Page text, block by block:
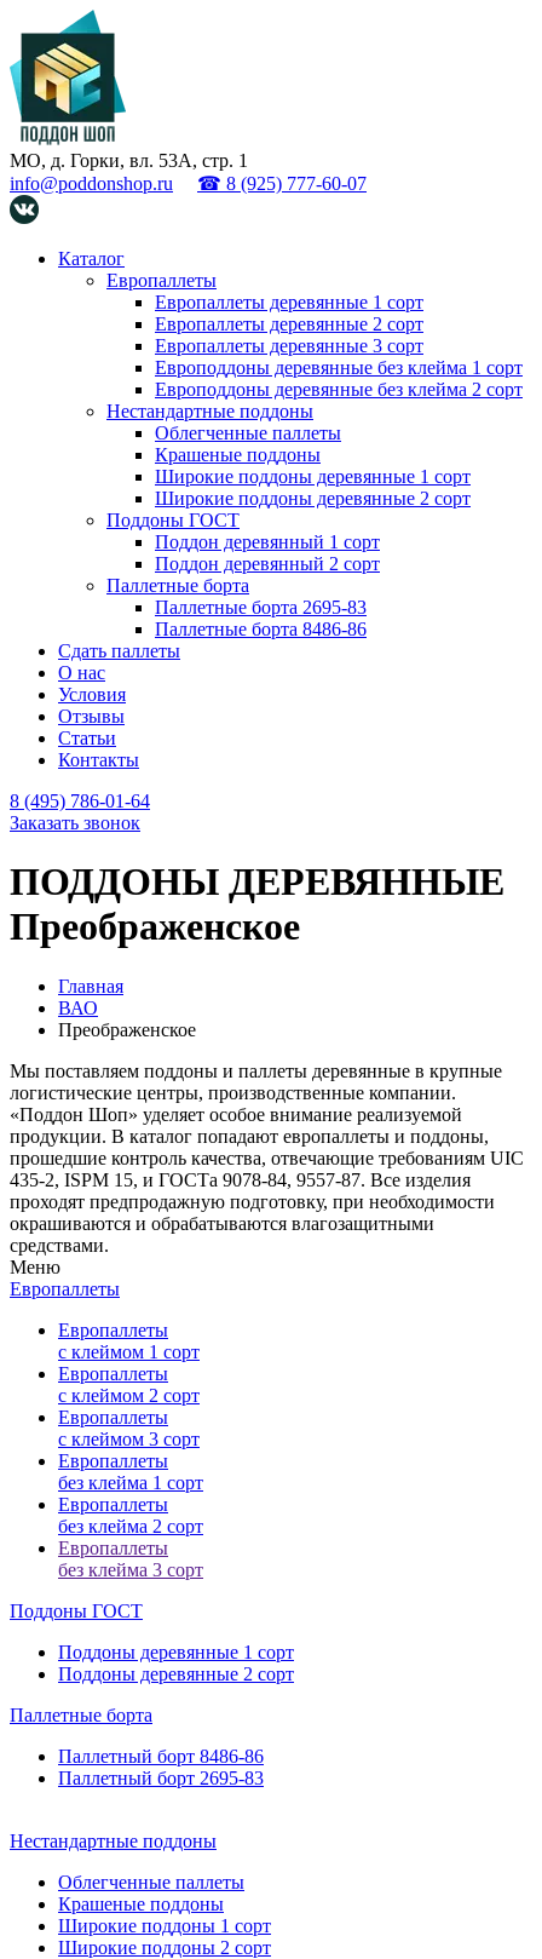
МО, д. Горки, вл. 53А, стр. 1
info@poddonshop.ru
☎ 8 (925) 777-60-07
Каталог
Европаллеты
Европаллеты деревянные 1 сорт
Европаллеты деревянные 2 сорт
Европаллеты деревянные 3 сорт
Европоддоны деревянные без клейма 1 сорт
Европоддоны деревянные без клейма 2 сорт
Нестандартные поддоны
Облегченные паллеты
Крашеные поддоны
Широкие поддоны деревянные 1 сорт
Широкие поддоны деревянные 2 сорт
Поддоны ГОСТ
Поддон деревянный 1 сорт
Поддон деревянный 2 сорт
Паллетные борта
Паллетные борта 2695-83
Паллетные борта 8486-86
Сдать паллеты
О нас
Условия
Отзывы
Статьи
Контакты
8 (495) 786-01-64
Заказать звонок
ПОДДОНЫ ДЕРЕВЯННЫЕ
Преображенское
Главная
ВАО
Преображенское
Мы поставляем поддоны и паллеты деревянные в крупные
логистические центры, производственные компании.
«Поддон Шоп» уделяет особое внимание реализуемой
продукции. В каталог попадают европаллеты и поддоны,
прошедшие контроль качества, отвечающие требованиям UIC
435-2, ISPM 15, и ГОСТа 9078-84, 9557-87. Все изделия
проходят предпродажную подготовку, при необходимости
окрашиваются и обрабатываются влагозащитными
средствами.
Меню
Европаллеты
Европаллеты
с клеймом 1 сорт
Европаллеты
с клеймом 2 сорт
Европаллеты
с клеймом 3 сорт
Европаллеты
без клейма 1 сорт
Европаллеты
без клейма 2 сорт
Европаллеты
без клейма 3 сорт
Поддоны ГОСТ
Поддоны деревянные 1 сорт
Поддоны деревянные 2 сорт
Паллетные борта
Паллетный борт 8486-86
Паллетный борт 2695-83
Нестандартные поддоны
Облегченные паллеты
Крашеные поддоны
Широкие поддоны 1 сорт
Широкие поддоны 2 сорт